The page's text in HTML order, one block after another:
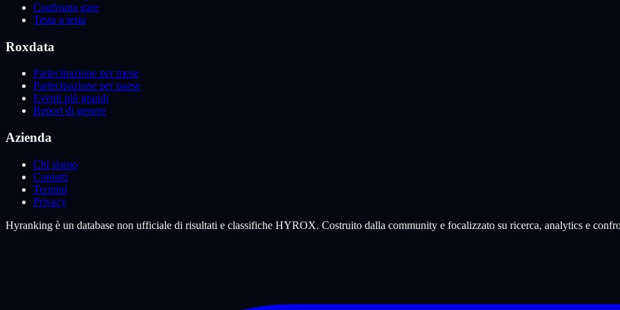
Confronta gare
Testa a testa
Roxdata
Partecipazione per mese
Partecipazione per paese
Eventi più grandi
Report di genere
Azienda
Chi siamo
Contatti
Termini
Privacy
Hyranking è un database non ufficiale di risultati e classifiche HYROX. Costruito dalla community e focalizzato su ricerca, analytics e